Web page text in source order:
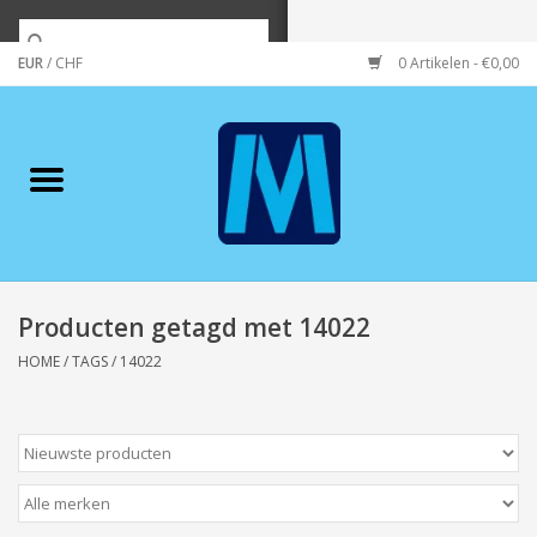
EUR/ CHF 0 Artikelen - €0,00
Merken
Wonen/koken/huishouden
Wenskaarten
Zeeuws/Streek
Producten getagd met 14022
HOME/TAGS/ 14022